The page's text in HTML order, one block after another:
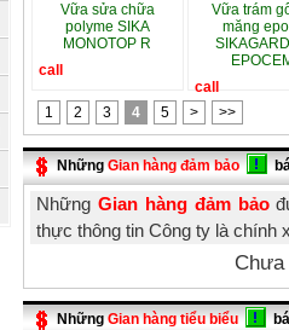
Vữa sửa chữa
polyme SIKA
MONOTOP R
call
Vữa trám
măng
call
1
2 3 4 5 > >>
NhữngGian hàng đảm bảo
Những Gian hàng đảm bảo
thực thông tin Công ty là chính
Chưa
NhữngGian hàng tiểu biểu